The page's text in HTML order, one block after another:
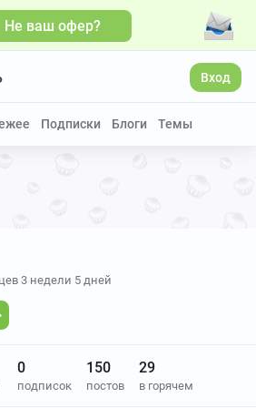
Не ваш офер?
Вход
Подписки Блоги Темы
3 недели 5 дней
0
подписок
150
постов
29
в горячем
Больше видео